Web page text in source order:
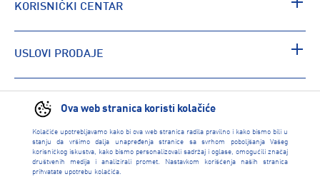
Ova web stranica koristi kolačiće
Kolačiće upotrebljavamo kako bi ova web stranica radila pravilno i kako bismo bili u
stanju da vršimo dalja unapređenja stranice sa svrhom poboljšanja Vašeg
korisničkog iskustva, kako bismo personalizovali sadržaj i oglase, omogućili značaj
društvenih medija i analizirali promet. Nastavkom korišćenja naših stranica
prihvatate upotrebu kolačića.
KORISNIČKI CENTAR
USLOVI PRODAJE
PRONAĐI RADNJU